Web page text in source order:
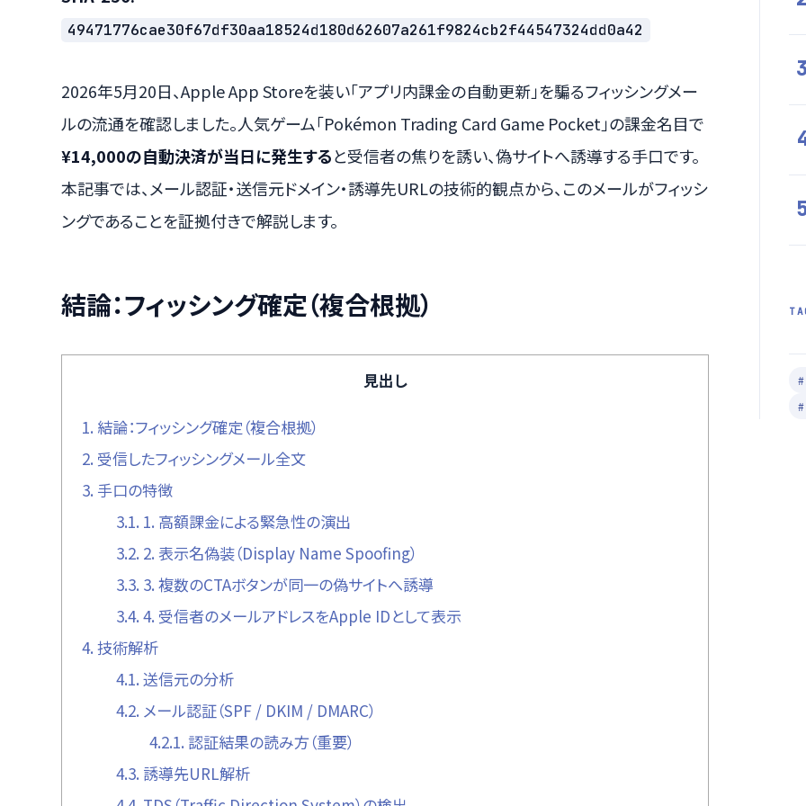
49471776cae30f67df30aa18524d180d62607a261f9824cb2f44547324dd0a42
2026年5月20日、Apple App Storeを装い「アプリ内課金の自動更新」を騙るフィッシングメー
ルの流通を確認しました。人気ゲーム「Pokémon Trading Card Game Pocket」の課金名目で
¥14,000の自動決済が当日に発生すると受信者の焦りを誘い、偽サイトへ誘導する手口です。
本記事では、メール認証・送信元ドメイン・誘導先URLの技術的観点から、このメールがフィッシ
ングであることを証拠付きで解説します。
結論：フィッシング確定（複合根拠）
見出し
1. 結論：フィッシング確定（複合根拠）
2. 受信したフィッシングメール全文
3. 手口の特徴
3.1. 1. 高額課金による緊急性の演出
3.2. 2. 表示名偽装（Display Name Spoofing）
3.3. 3. 複数のCTAボタンが同一の偽サイトへ誘導
3.4. 4. 受信者のメールアドレスをApple IDとして表示
4. 技術解析
4.1. 送信元の分析
4.2. メール認証（SPF / DKIM / DMARC）
4.2.1. 認証結果の読み方（重要）
4.3. 誘導先URL解析
3